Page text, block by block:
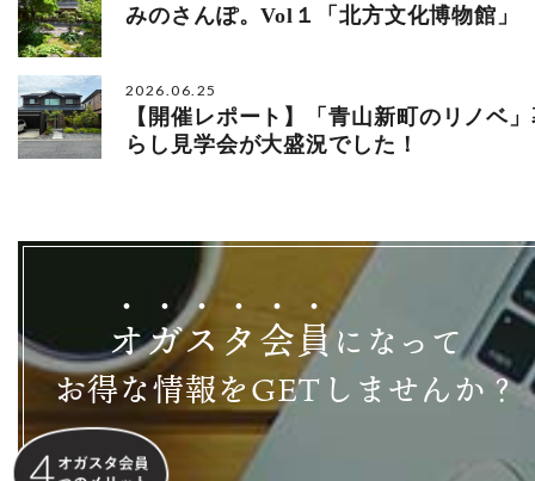
みのさんぽ。Vol１「北方文化博物館」
2026.06.25
【開催レポート】「青山新町のリノベ
らし見学会が大盛況でした！
オガス タ会員になって
お得な情報をGETしませんか？